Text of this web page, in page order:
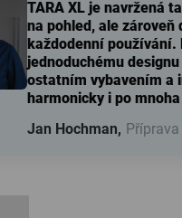
TARA XL je navržená
na pohled, ale
každodenní používání.
jednoduchému
ostatním vybavením a
harmonicky i po
Jan Hochman,